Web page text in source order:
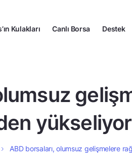
Kulakları Canlı Borsa Destek
ABD borsaları, olumsuz gelişmelere